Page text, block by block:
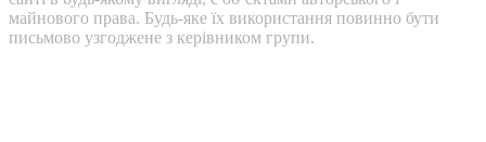
майнового права. Будь-яке їх використання повинно бути
письмово узгоджене з керівником групи.